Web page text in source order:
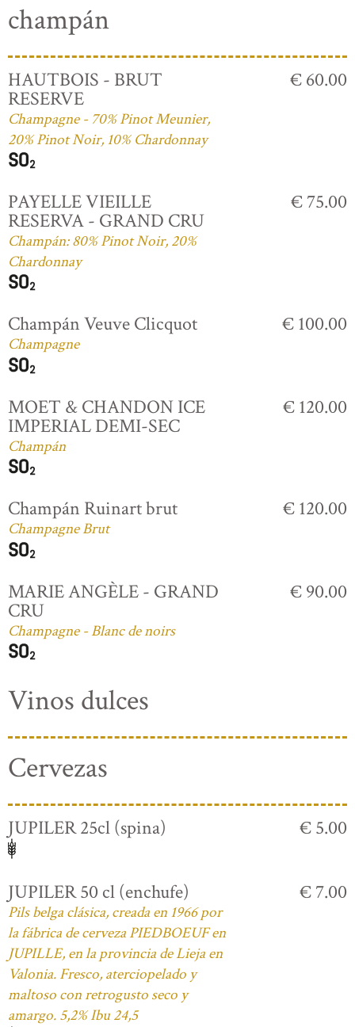
champán
HAUTBOIS - BRUT
RESERVE
Champagne - 70% Pinot Meunier,
20% Pinot Noir, 10% Chardonnay
€ 60.00
PAYELLE VIEILLE
RESERVA - GRAND CRU
Champán: 80% Pinot Noir, 20%
Chardonnay
€ 75.00
Champán Veuve Clicquot
Champagne
€ 100.00
MOET & CHANDON ICE
IMPERIAL DEMI-SEC
Champán
€ 120.00
Champán Ruinart brut
Champagne Brut
€ 120.00
MARIE ANGÈLE - GRAND
CRU
Champagne - Blanc de noirs
€ 90.00
Vinos dulces
Cervezas
JUPILER 25cl (spina) € 5.00
JUPILER 50 cl (enchufe)
Pils belga clásica, creada en 1966 por
la fábrica de cerveza PIEDBOEUF en
JUPILLE, en la provincia de Lieja en
Valonia. Fresco, aterciopelado y
maltoso con retrogusto seco y
amargo. 5,2% Ibu 24,5
€ 7.00